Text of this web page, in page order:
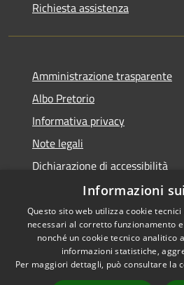
Richiesta assistenza
Amministrazione trasparente
Albo Pretorio
Informativa privacy
Note legali
Dichiarazione di accessibilità
Accessibilità
Privacy
Informazioni
Questo sito web utilizza cookie
necessari al corretto funzionamento
nonché un cookie tecnico analitico
informazioni statistiche,
Per maggiori dettagli, può consultare la